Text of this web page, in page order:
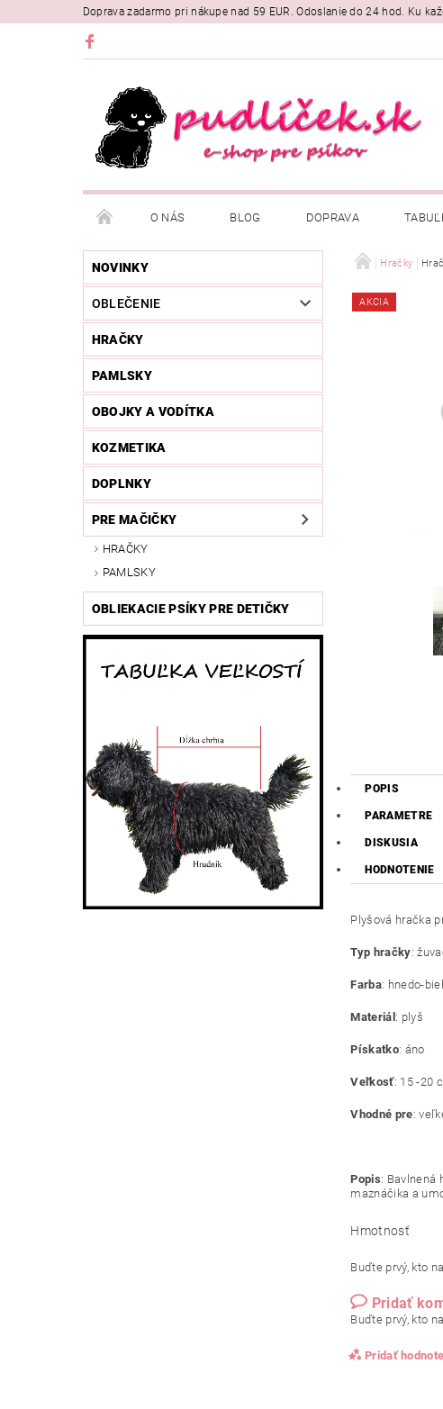
Doprava zadarmo pri nákupe nad 59 EUR. Odoslanie do 24 hod. Ku
O NÁS BLOG DOPRAVA
NOVINKY
OBLEČENIE
HRAČKY
PAMLSKY
OBOJKY A VODÍTKA
KOZMETIKA
DOPLNKY
PRE MAČIČKY
HRAČKY
PAMLSKY
OBLIEKACIE PSÍKY PRE DETIČKY
Hračky
AKCIA
POPIS
PARAMETRE
DISKUSIA
HODNOTENIE
Plyšová hračka
Typ hračky:
Farba: hnedo-
Materiál: plyš
Pískatko: áno
Veľkosť: 15 -20
Vhodné pre:
Popis: Bavlnená
maznáčika a
Hmotnosť
Buďte prvý, kto
Pridať
Buďte prvý, kto
Pridať